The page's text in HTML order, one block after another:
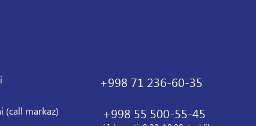
+998 71 236-60-35
(call markaz) +998 55 500-55-45